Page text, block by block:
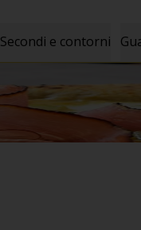
Secondi e contorni